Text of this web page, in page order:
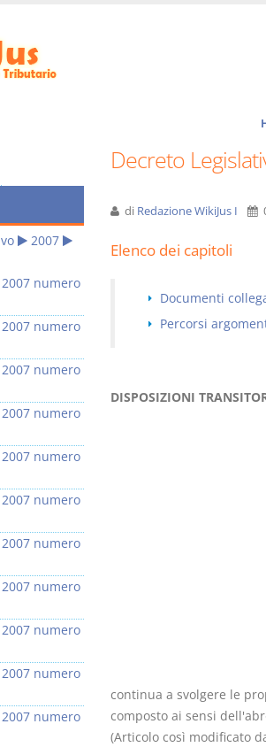
Decreto
di Redazione WikiJus I
Elenco dei capitoli
Documenti
Percorsi
DISPOSIZIONI
continua a svolgere le
composto ai sensi
(Articolo così modificato
2007
numero
numero
numero
numero
numero
numero
numero
numero
numero
numero
numero
I Singoli Contratti
D. Minussi
Versione ebook
(iva incl.)